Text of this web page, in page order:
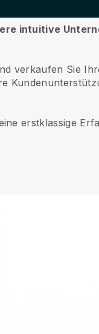
intuitive
verkaufen Sie
erstklassige